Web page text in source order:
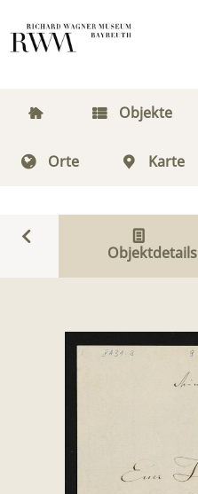
Objekte
Orte Karte
Objektdetails